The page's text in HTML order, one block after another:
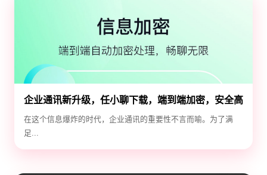
企业通讯新升级，任小聊下载，端到端加密，安全高
效！
在这个信息爆炸的时代，企业通讯的重要性不言而喻。为了满
足...